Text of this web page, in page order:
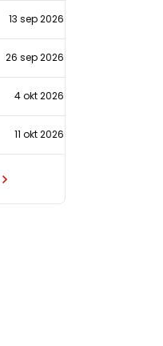
13 sep 2026
26 sep 2026
4 okt 2026
11 okt 2026